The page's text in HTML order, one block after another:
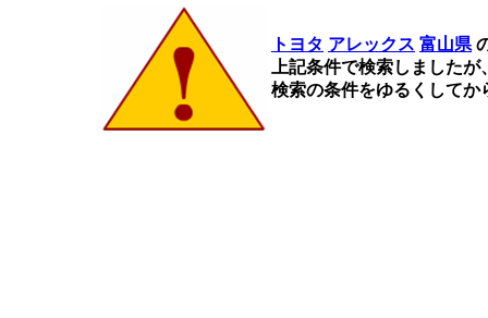
トヨタ アレックス 富山県
上記条件で検索しました
検索の条件をゆるくして